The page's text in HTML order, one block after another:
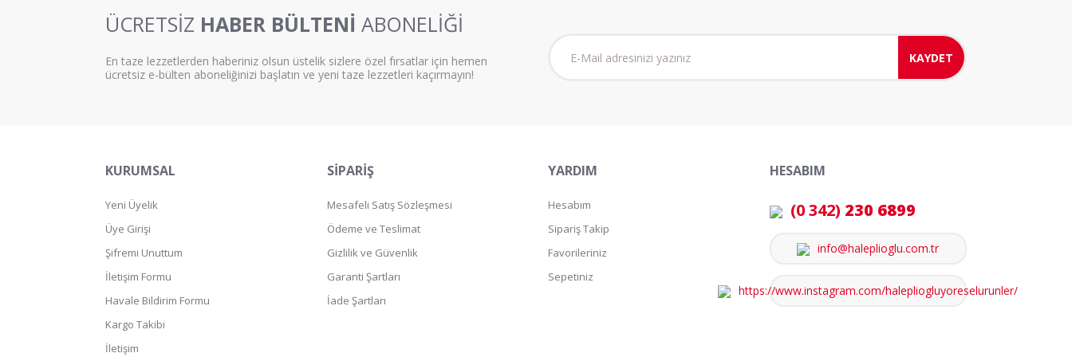
ÜCRETSİZ HABER BÜLTENİ ABONELİĞİ
En taze lezzetlerden haberiniz olsun üstelik sizlere özel fırsatlar için hemen
ücretsiz e-bülten aboneliğinizi başlatın ve yeni taze lezzetleri kaçırmayın!
KAYDET
KURUMSAL
Yeni Üyelik
Üye Girişi
Şifremi Unuttum
İletişim Formu
Havale Bildirim Formu
Kargo Takibi
İletişim
SİPARİŞ
Mesafeli Satış Sözleşmesi
Ödeme ve Teslimat
Gizlilik ve Güvenlik
Garanti Şartları
İade Şartları
YARDIM
Hesabım
Sipariş Takip
Favorileriniz
Sepetiniz
HESABIM
(0 342) 230 6899
info@haleplioglu.com.tr
https://www.instagram.com/halepliogluyoreselurunler/